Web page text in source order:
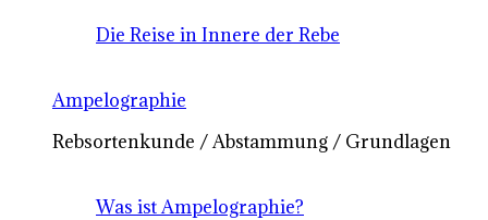
Die Reise in Innere der Rebe
Ampelographie
Rebsortenkunde / Abstammung / Grundlagen
Was ist Ampelographie?